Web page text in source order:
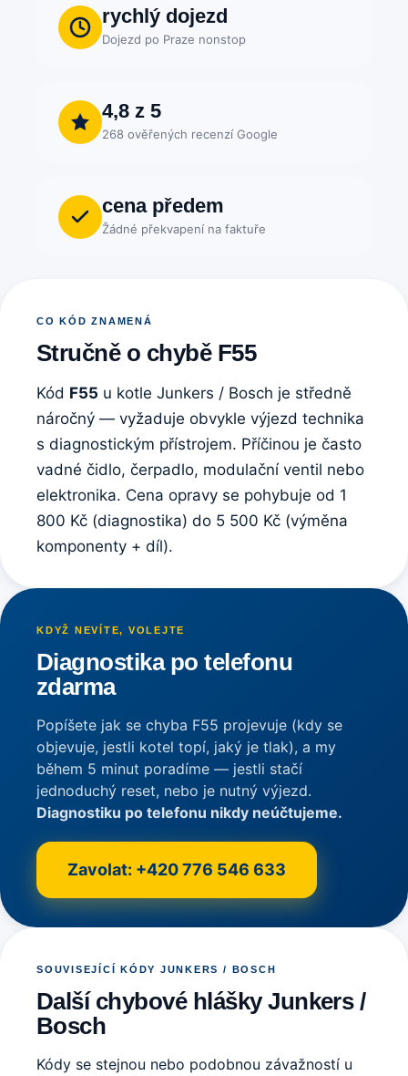
rychlý dojezd
Dojezd po Praze nonstop
4,8 z 5
268 ověřených recenzí Google
cena předem
Žádné překvapení na faktuře
CO KÓD ZNAMENÁ
Stručně o chybě F55
Kód F55 u kotle Junkers / Bosch je středně
náročný — vyžaduje obvykle výjezd technika
s diagnostickým přístrojem. Příčinou je často
vadné čidlo, čerpadlo, modulační ventil nebo
elektronika. Cena opravy se pohybuje od 1
800 Kč (diagnostika) do 5 500 Kč (výměna
komponenty + díl).
KDYŽ NEVÍTE, VOLEJTE
Diagnostika po telefonu
zdarma
Popíšete jak se chyba F55 projevuje (kdy se
objevuje, jestli kotel topí, jaký je tlak), a my
během 5 minut poradíme — jestli stačí
jednoduchý reset, nebo je nutný výjezd.
Diagnostiku po telefonu nikdy neúčtujeme.
Zavolat: +420 776 546 633
SOUVISEJÍCÍ KÓDY JUNKERS / BOSCH
Další chybové hlášky Junkers /
Bosch
Kódy se stejnou nebo podobnou závažností u